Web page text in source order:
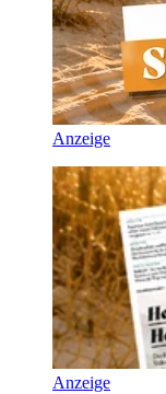
Anzeige
Anzeige